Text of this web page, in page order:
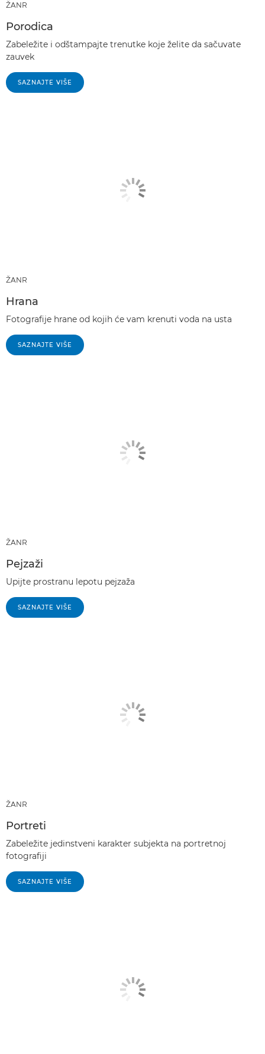
ŽANR
Porodica
Zabeležite i odštampajte trenutke koje želite da sačuvate
zauvek
SAZNAJTE VIŠE
ŽANR
Hrana
Fotografije hrane od kojih će vam krenuti voda na usta
SAZNAJTE VIŠE
ŽANR
Pejzaži
Upijte prostranu lepotu pejzaža
SAZNAJTE VIŠE
ŽANR
Portreti
Zabeležite jedinstveni karakter subjekta na portretnoj
fotografiji
SAZNAJTE VIŠE